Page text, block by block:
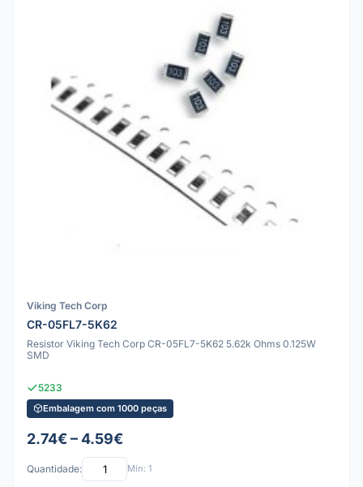
Viking Tech Corp
CR-05FL7-5K62
Resistor Viking Tech Corp CR-05FL7-5K62 5.62k Ohms 0.125W
SMD
5233
Embalagem com 1000 peças
2.74€ – 4.59€
Quantidade: Mín: 1